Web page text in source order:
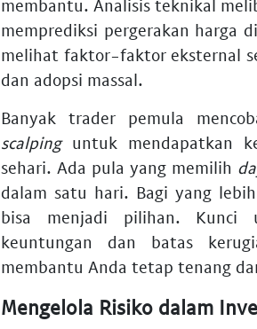
membantu. Analisis teknikal
memprediksi pergerakan harga
melihat faktor-faktor eksternal
dan adopsi massal.
Banyak trader pemula
scalpinguntuk mendapatkan
sehari. Ada pula yang memilih
dalam satu hari. Bagi yang
bisa menjadi pilihan. Kunci
keuntungan dan batas
membantu Anda tetap tenang
Mengelola Risiko dalam